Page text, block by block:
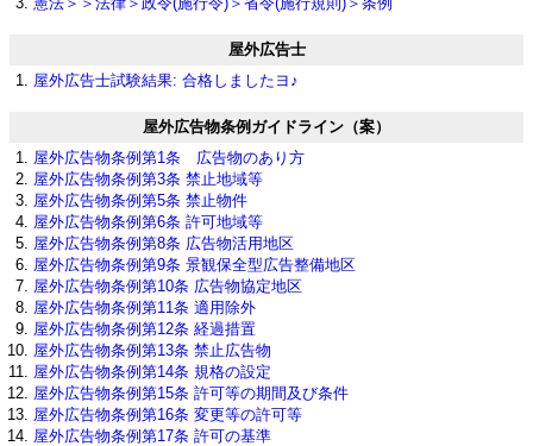
屋外広告士
屋外広告士試験結果: 合格しましたヨ♪
屋外広告物条例ガイドライン（案）
屋外広告物条例第1条 広告物のあり方
屋外広告物条例第3条 禁止地域等
屋外広告物条例第5条 禁止物件
屋外広告物条例第6条 許可地域等
屋外広告物条例第8条 広告物活用地区
屋外広告物条例第9条 景観保全型広告整備地区
屋外広告物条例第10条 広告物協定地区
屋外広告物条例第11条 適用除外
屋外広告物条例第12条 経過措置
屋外広告物条例第13条 禁止広告物
屋外広告物条例第14条 規格の設定
屋外広告物条例第15条 許可等の期間及び条件
屋外広告物条例第16条 変更等の許可等
屋外広告物条例第17条 許可の基準